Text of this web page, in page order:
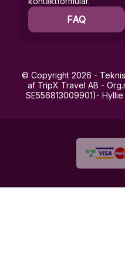
FAQ
© Copyright 2026 -
af TripX Travel AB -
SE556813009901)-